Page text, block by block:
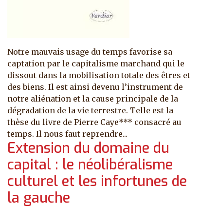
Notre mauvais usage du temps favorise sa
captation par le capitalisme marchand qui le
dissout dans la mobilisation totale des êtres et
des biens. Il est ainsi devenu l’instrument de
notre aliénation et la cause principale de la
dégradation de la vie terrestre. Telle est la
thèse du livre de Pierre Caye*** consacré au
temps. Il nous faut reprendre...
Extension du domaine du
capital : le néolibéralisme
culturel et les infortunes de
la gauche